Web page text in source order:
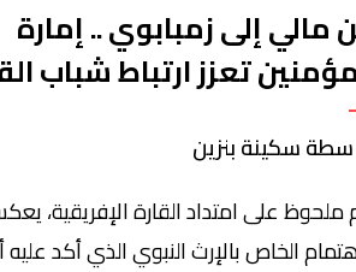
مالي إلى زمبابوي .. إمارة
تعزز ارتباط شباب
النبوي
سكينة بنزين
ملحوظ على امتداد القارة الإفريقية،
الخاص بالإرث النبوي الذي أكد عليه